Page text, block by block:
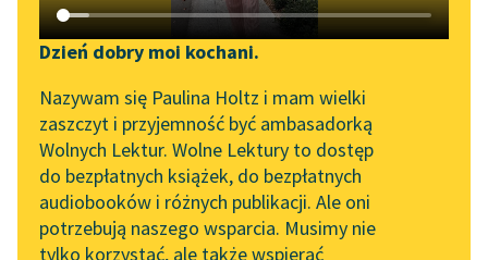
Katalog DAISY
Podkasty o książkach
Zgłoś brak utworu
Aktualności
Zapraszamy na spotkanie
online z tłumaczkami
literatury skandynawskiej
Spotkanie z Katarzyną
Narzędzia
Mapa Wolnych Lektur
Leśmianator
Przewodnik dla piszących i
czytających
Dzień dobry moi kochani.
Nazywam się Paulina Holtz i mam wielki
zaszczyt i przyjemność być ambasadorką
Wolnych Lektur. Wolne Lektury to dostęp
do bezpłatnych książek, do bezpłatnych
audiobooków i różnych publikacji. Ale oni
potrzebują naszego wsparcia. Musimy nie
tylko korzystać, ale także wspierać
Lucy Maud Montgomery
Co do strony
finansowej…
ale o tym nie
będę
mówiła.